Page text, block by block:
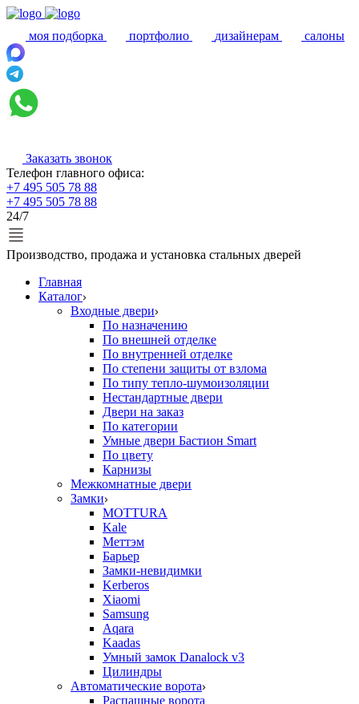
моя подборка портфолио дизайнерам салоны
Заказать звонок
Телефон главного офиса:
+7 495 505 78 88
+7 495 505 78 88
24/7
Производство, продажа и установка стальных дверей
Главная
Каталог
Входные двери
По назначению
По внешней отделке
По внутренней отделке
По степени защиты от взлома
По типу тепло-шумоизоляции
Нестандартные двери
Двери на заказ
По категории
Умные двери Бастион Smart
По цвету
Карнизы
Межкомнатные двери
Замки
MOTTURA
Kale
Меттэм
Барьер
Замки-невидимки
Kerberos
Xiaomi
Samsung
Aqara
Kaadas
Умный замок Danalock v3
Цилиндры
Автоматические ворота
Распашные ворота